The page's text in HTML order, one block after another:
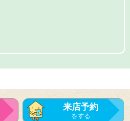
来店予約
をする